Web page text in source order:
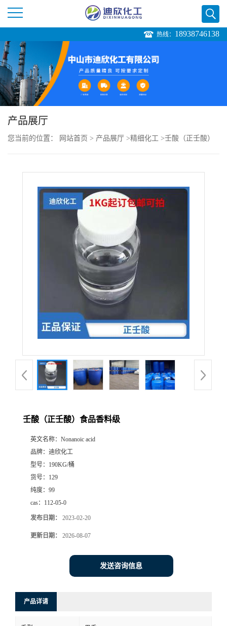
司
首
页
公
厅
式
热线： 18938746138
产品展厅
您当前的位置： 网站首页 > 产品展厅 >精细化工 >壬酸（正壬酸）
壬酸（正壬酸）食品香料级
英文名称： Nonanoic acid
品牌： 迪欣化工
型号： 190KG/桶
货号： 129
纯度： 99
cas： 112-05-0
发布日期： 2023-02-20
更新日期： 2026-08-07
发送咨询信息
产品详请